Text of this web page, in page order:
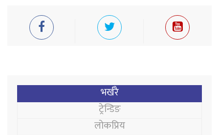
भर्खरै
ट्रेन्डिङ
लोकप्रिय